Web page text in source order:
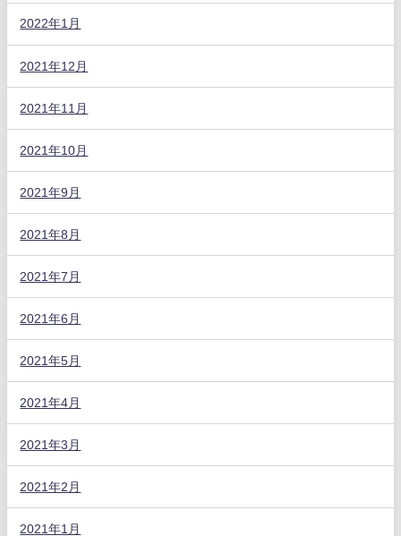
2022年1月
2021年12月
2021年11月
2021年10月
2021年9月
2021年8月
2021年7月
2021年6月
2021年5月
2021年4月
2021年3月
2021年2月
2021年1月